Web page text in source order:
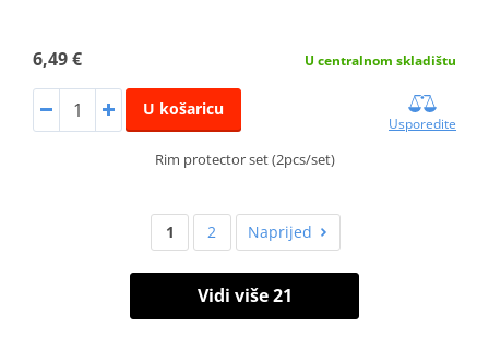
6,49 € U centralnom skladištu
U košaricu
Usporedite
Rim protector set (2pcs/set)
1 2 Naprijed
Vidi više 21